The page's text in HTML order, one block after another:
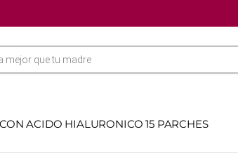
ACIDO HIALURONICO 15 PARCHES